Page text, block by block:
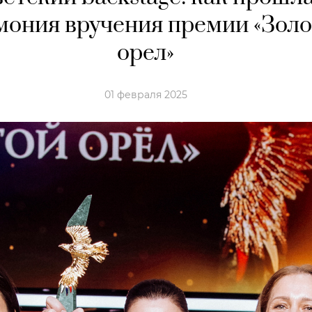
вручения премии
орел»
01 февраля 2025